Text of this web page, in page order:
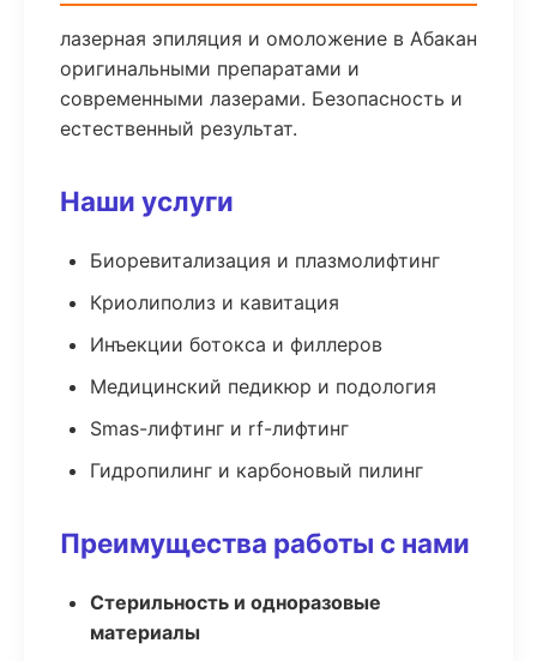
лазерная эпиляция и омоложение в Абакан
оригинальными препаратами и
современными лазерами. Безопасность и
естественный результат.
Наши услуги
Биоревитализация и плазмолифтинг
Криолиполиз и кавитация
Инъекции ботокса и филлеров
Медицинский педикюр и подология
Smas-лифтинг и rf-лифтинг
Гидропилинг и карбоновый пилинг
Преимущества работы с нами
Стерильность и одноразовые
материалы